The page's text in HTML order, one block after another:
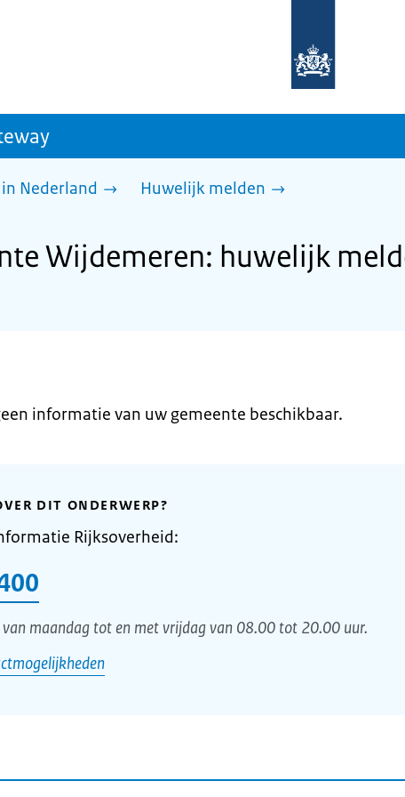
homepage
Nederland Huwelijk melden
Wijdemeren: huwelijk
informatie van uw gemeente beschikbaar.
DIT ONDERWERP?
Rijksoverheid:
maandag tot en met vrijdag van 08.00 tot 20.00 uur.